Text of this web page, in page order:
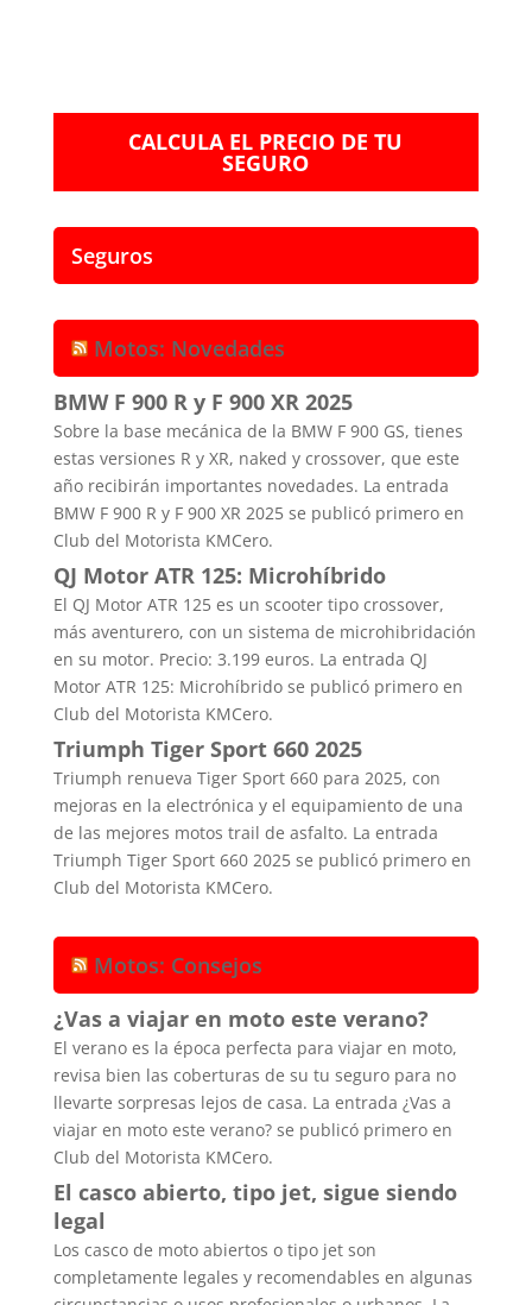
CALCULA EL PRECIO DE TU
SEGURO
Seguros
Motos: Novedades
BMW F 900 R y F 900 XR 2025
Sobre la base mecánica de la BMW F 900 GS, tienes
estas versiones R y XR, naked y crossover, que este
año recibirán importantes novedades. La entrada
BMW F 900 R y F 900 XR 2025 se publicó primero en
Club del Motorista KMCero.
QJ Motor ATR 125: Microhíbrido
El QJ Motor ATR 125 es un scooter tipo crossover,
más aventurero, con un sistema de microhibridación
en su motor. Precio: 3.199 euros. La entrada QJ
Motor ATR 125: Microhíbrido se publicó primero en
Club del Motorista KMCero.
Triumph Tiger Sport 660 2025
Triumph renueva Tiger Sport 660 para 2025, con
mejoras en la electrónica y el equipamiento de una
de las mejores motos trail de asfalto. La entrada
Triumph Tiger Sport 660 2025 se publicó primero en
Club del Motorista KMCero.
Motos: Consejos
¿Vas a viajar en moto este verano?
El verano es la época perfecta para viajar en moto,
revisa bien las coberturas de su tu seguro para no
llevarte sorpresas lejos de casa. La entrada ¿Vas a
viajar en moto este verano? se publicó primero en
Club del Motorista KMCero.
El casco abierto, tipo jet, sigue siendo
legal
Los casco de moto abiertos o tipo jet son
completamente legales y recomendables en algunas